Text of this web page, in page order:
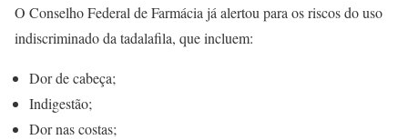
O Conselho Federal de Farmácia já alertou para os riscos do uso
indiscriminado da tadalafila, que incluem:
Dor de cabeça;
Indigestão;
Dor nas costas;